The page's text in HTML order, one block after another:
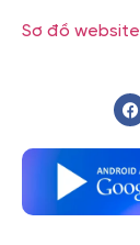
Sơ đồ website